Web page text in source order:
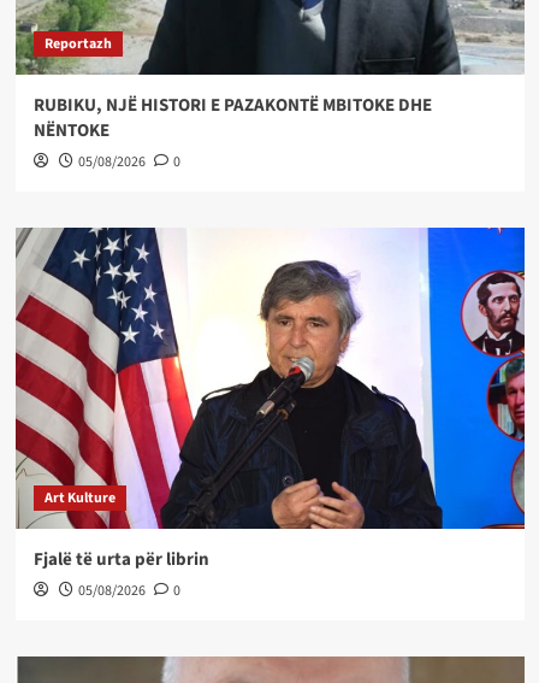
Reportazh
RUBIKU, NJË HISTORI E PAZAKONTË MBITOKE DHE
NËNTOKE
05/08/2026 0
Art Kulture
Fjalë të urta për librin
05/08/2026 0